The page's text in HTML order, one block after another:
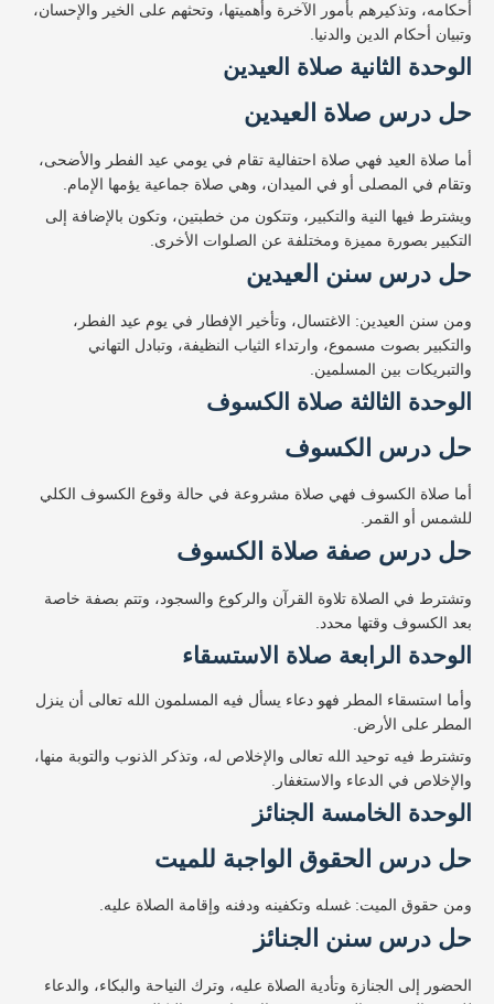
أحكامه، وتذكيرهم بأمور الآخرة وأهميتها، وتحثهم على الخير والإحسان،
وتبيان أحكام الدين والدنيا.
الوحدة الثانية صلاة العيدين
حل درس صلاة العيدين
أما صلاة العيد فهي صلاة احتفالية تقام في يومي عيد الفطر والأضحى،
وتقام في المصلى أو في الميدان، وهي صلاة جماعية يؤمها الإمام.
ويشترط فيها النية والتكبير، وتتكون من خطبتين، وتكون بالإضافة إلى
التكبير بصورة مميزة ومختلفة عن الصلوات الأخرى.
حل درس سنن العيدين
ومن سنن العيدين: الاغتسال، وتأخير الإفطار في يوم عيد الفطر،
والتكبير بصوت مسموع، وارتداء الثياب النظيفة، وتبادل التهاني
والتبريكات بين المسلمين.
الوحدة الثالثة صلاة الكسوف
حل درس الكسوف
أما صلاة الكسوف فهي صلاة مشروعة في حالة وقوع الكسوف الكلي
للشمس أو القمر.
حل درس صفة صلاة الكسوف
وتشترط في الصلاة تلاوة القرآن والركوع والسجود، وتتم بصفة خاصة
بعد الكسوف وقتها محدد.
الوحدة الرابعة صلاة الاستسقاء
وأما استسقاء المطر فهو دعاء يسأل فيه المسلمون الله تعالى أن ينزل
المطر على الأرض.
وتشترط فيه توحيد الله تعالى والإخلاص له، وتذكر الذنوب والتوبة منها،
والإخلاص في الدعاء والاستغفار.
الوحدة الخامسة الجنائز
حل درس الحقوق الواجبة للميت
ومن حقوق الميت: غسله وتكفينه ودفنه وإقامة الصلاة عليه.
حل درس سنن الجنائز
الحضور إلى الجنازة وتأدية الصلاة عليه، وترك النياحة والبكاء، والدعاء